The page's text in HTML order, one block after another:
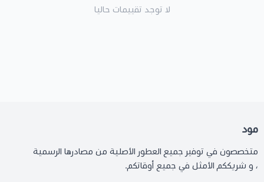
لا توجد تقييمات حاليا
مود
متخصصون في توفير جميع العطور الأصلية من مصادرها الرسمية
، و شريككم الأمثل في جميع أوقاتكم.